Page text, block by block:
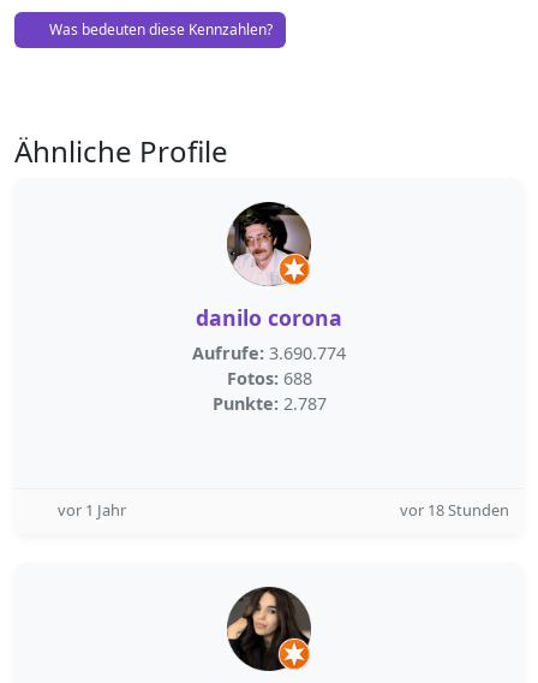
Was bedeuten diese Kennzahlen?
Ähnliche Profile
danilo corona
Aufrufe: 3.690.774
Fotos: 688
Punkte: 2.787
vor 1 Jahr vor 18 Stunden